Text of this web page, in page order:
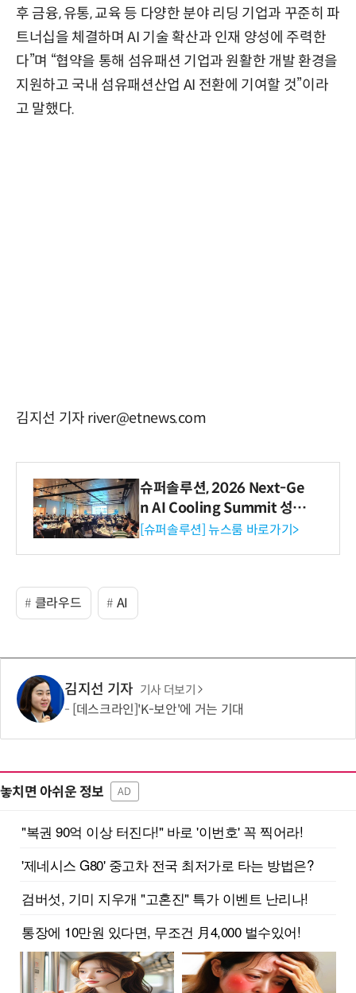
후 금융, 유통, 교육 등 다양한 분야 리딩 기업과 꾸준히 파
트너십을 체결하며 AI 기술 확산과 인재 양성에 주력한
다”며 “협약을 통해 섬유패션 기업과 원활한 개발 환경을
지원하고 국내 섬유패션산업 AI 전환에 기여할 것”이라
고 말했다.
김지선 기자 river@etnews.com
슈퍼솔루션, 2026 Next-Ge
n AI Cooling Summit 성황
리 성료
[슈퍼솔루션] 뉴스룸 바로가기>
클라우드 AI
김지선 기자 기사 더보기
[데스크라인]'K-보안'에 거는 기대
놓치면 아쉬운 정보 AD